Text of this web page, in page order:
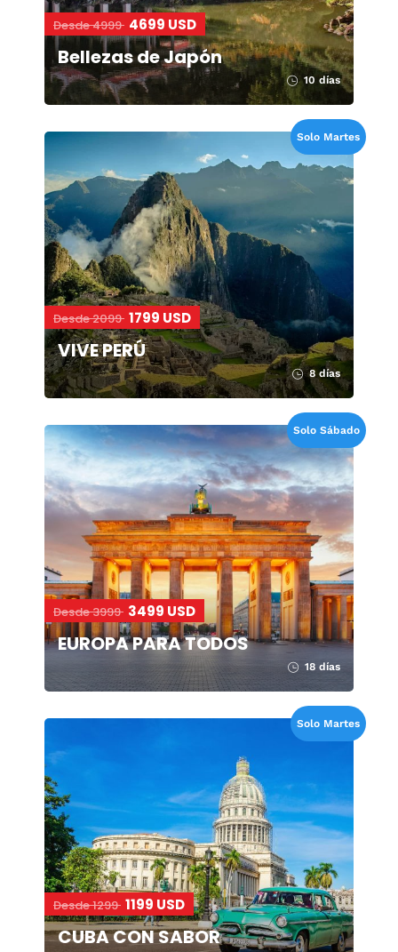
Desde 4999 4699 USD
Bellezas de Japón
10 días
Solo Martes
Desde 2099 1799 USD
VIVE PERÚ
8 días
Solo Sábado
Desde 3999 3499 USD
EUROPA PARA TODOS
18 días
Solo Martes
Desde 1299 1199 USD
CUBA CON SABOR